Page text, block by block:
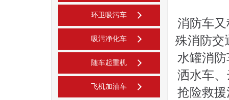
环卫吸污车
吸污净化车
随车起重机
飞机加油车
消防车
殊消防交
水罐消
洒水车
抢险救